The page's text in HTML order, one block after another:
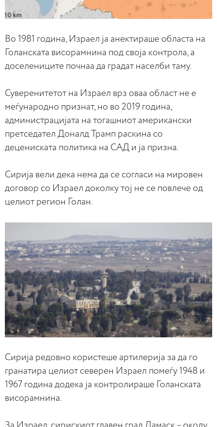
Во 1981 година, Израел ја анектираше областа на
Голанската висорамнина под своја контрола, а
доселениците почнаа да градат населби таму.
Суверенитетот на Израел врз оваа област не е
меѓународно признат, но во 2019 година,
администрацијата на тогашниот американски
претседател Доналд Трамп раскина со
децениската политика на САД и ја призна.
Сирија вели дека нема да се согласи на мировен
договор со Израел доколку тој не се повлече од
целиот регион Голан.
Сирија редовно користеше артилерија за да го
гранатира целиот северен Израел помеѓу 1948 и
1967 година додека ја контролираше Голанската
висорамнина.